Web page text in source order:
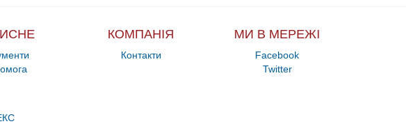
КОМПАНІЯ
Контакти
МИ В МЕРЕЖІ
Facebook
Twitter